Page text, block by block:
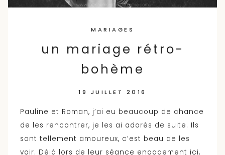
MARIAGES
un mariage rétro-
bohème
19 JUILLET 2016
Pauline et Roman, j’ai eu beaucoup de chance
de les rencontrer, je les ai adorés de suite. Ils
sont tellement amoureux, c’est beau de les
voir. Déjà lors de leur séance engagement ici,